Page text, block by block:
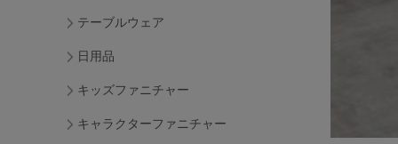
テーブルウェア
日用品
キッズファニチャー
キャラクターファニチャー